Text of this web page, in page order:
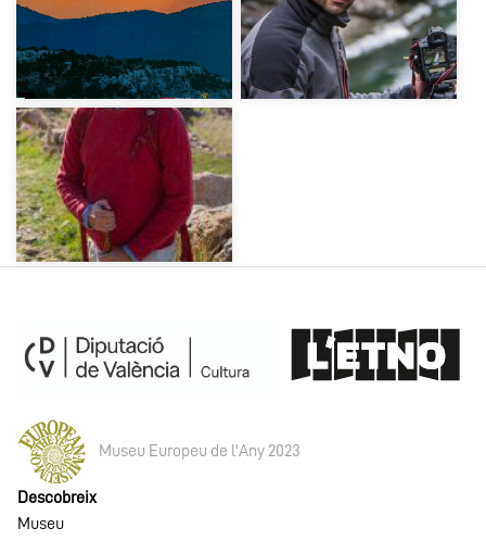
Museu Europeu de l'Any 2023
Descobreix
Museu